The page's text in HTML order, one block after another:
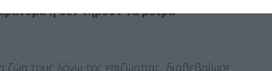
ή δεν τηρούν τα μέτρα
ζώα τους λόγω της επιζωοτίας, διαβεβαίωσε